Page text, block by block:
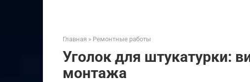
Главная » Ремонтные работы
Уголок для штукатурки:
монтажа